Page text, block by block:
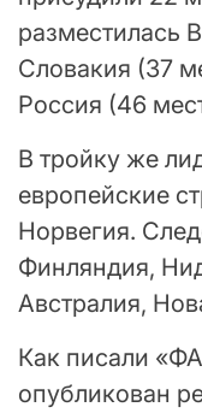
разместилась
Словакия (37
Россия (46
В тройку же
европейские
Норвегия.
Финляндия,
Австралия,
Как писали
опубликован